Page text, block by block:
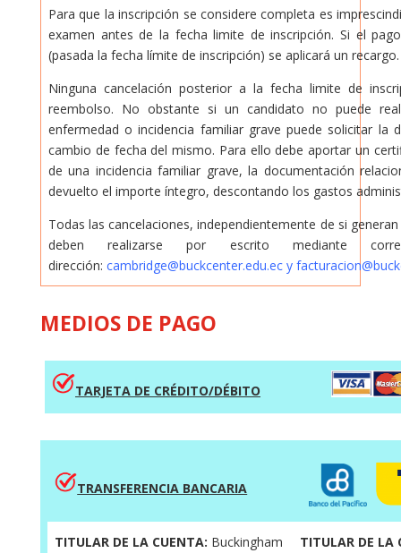
Para que la inscripción se considere completa es
examen antes de la fecha limite de inscripción. Si el
(pasada la fecha límite de inscripción) se aplicará un recargo.
Ninguna cancelación posterior a la fecha limite de
reembolso. No obstante si un candidato no puede
enfermedad o incidencia familiar grave puede solicitar la
cambio de fecha del mismo. Para ello debe aportar un
de una incidencia familiar grave, la documentación
devuelto el importe íntegro, descontando los gastos
Todas las cancelaciones, independientemente de si
deben realizarse por escrito mediante
dirección: cambridge@buckcenter.edu.ec y
MEDIOS DE PAGO
TARJETA DE CRÉDITO/DÉBITO
TRANSFERENCIA BANCARIA
TITULAR DE LA CUENTA: Buckingham
TITULAR DE LA